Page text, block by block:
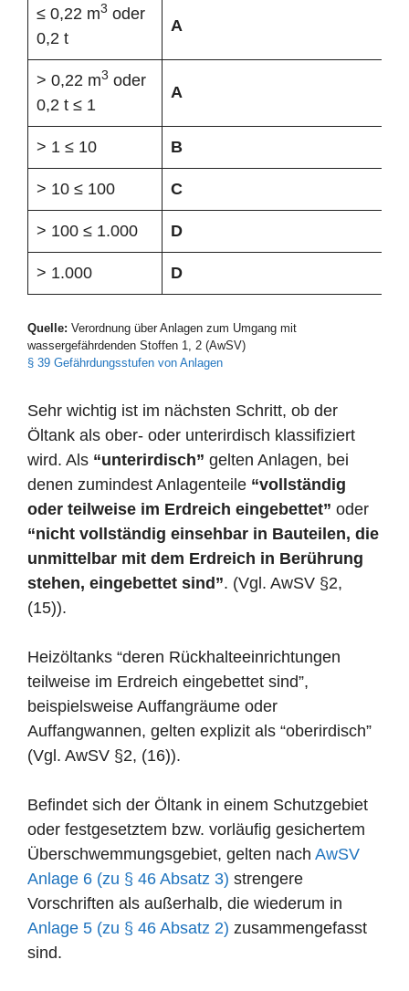
≤ 0,22 m3 oder
0,2 t
A
> 0,22 m3 oder
0,2 t ≤ 1
A
> 1 ≤ 10 B
> 10 ≤ 100 C
> 100 ≤ 1.000 D
> 1.000 D
Quelle: Verordnung über Anlagen zum Umgang mit
wassergefährdenden Stoffen 1, 2 (AwSV)
§ 39 Gefährdungsstufen von Anlagen
Sehr wichtig ist im nächsten Schritt, ob der
Öltank als ober- oder unterirdisch klassifiziert
wird. Als “unterirdisch” gelten Anlagen, bei
denen zumindest Anlagenteile “vollständig
oder teilweise im Erdreich eingebettet” oder
“nicht vollständig einsehbar in Bauteilen, die
unmittelbar mit dem Erdreich in Berührung
stehen, eingebettet sind”. (Vgl. AwSV §2,
(15)).
Heizöltanks “deren Rückhalteeinrichtungen
teilweise im Erdreich eingebettet sind”,
beispielsweise Auffangräume oder
Auffangwannen, gelten explizit als “oberirdisch”
(Vgl. AwSV §2, (16)).
Befindet sich der Öltank in einem Schutzgebiet
oder festgesetztem bzw. vorläufig gesichertem
Überschwemmungsgebiet, gelten nach AwSV
Anlage 6 (zu § 46 Absatz 3) strengere
Vorschriften als außerhalb, die wiederum in
Anlage 5 (zu § 46 Absatz 2) zusammengefasst
sind.